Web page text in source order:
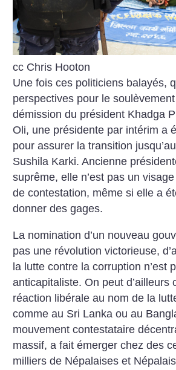
cc Chris Hooton
Une fois ces politiciens balayés,
perspectives pour le soulèvement
démission du président Khadga
Oli, une présidente par intérim a
pour assurer la transition
Sushila Karki. Ancienne
suprême, elle n’est pas un
de contestation, même si elle a
donner des gages.
La nomination d’un nouveau
pas une révolution victorieuse,
la lutte contre la corruption n’est
anticapitaliste. On peut d’ailleurs
réaction libérale au nom de la
comme au Sri Lanka ou au
mouvement contestataire
massif, a fait émerger chez des
milliers de Népalaises et